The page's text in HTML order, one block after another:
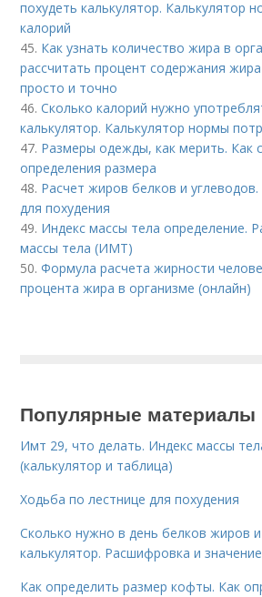
похудеть калькулятор. Калькулятор
калорий
45. Как узнать количество жира в
рассчитать процент содержания
просто и точно
46.Сколько калорий нужно
калькулятор. Калькулятор нормы
47. Размеры одежды, как мерить. Как
определения размера
48. Расчет жиров белков и
для похудения
49. Индекс массы тела определение.
массы тела (ИМТ)
50.Формула расчета жирности
процента жира в организме (онлайн)
Популярные материалы
Имт 29, что делать. Индекс массы
(калькулятор и таблица)
Ходьба по лестнице для похудения
Сколько нужно в день белков жиров
калькулятор. Расшифровка и
Как определить размер кофты. Как